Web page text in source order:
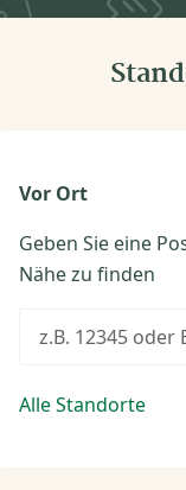
Vor Ort
Geben Sie eine
Nähe zu finden
z.B. 12345 oder
Alle Standorte